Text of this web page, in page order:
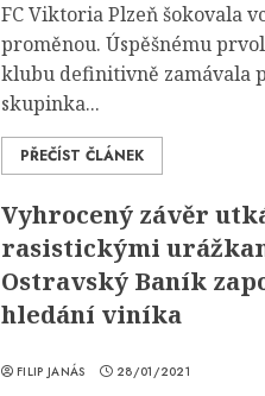
FC Viktoria Plzeň šokovala
proměnou. Úspěšnému
klubu definitivně zamávala
skupinka...
PŘEČÍST ČLÁNEK
Vyhrocený závěr
rasistickými
Ostravský Baník
hledání viníka
FILIP JANÁS 28/01/2021